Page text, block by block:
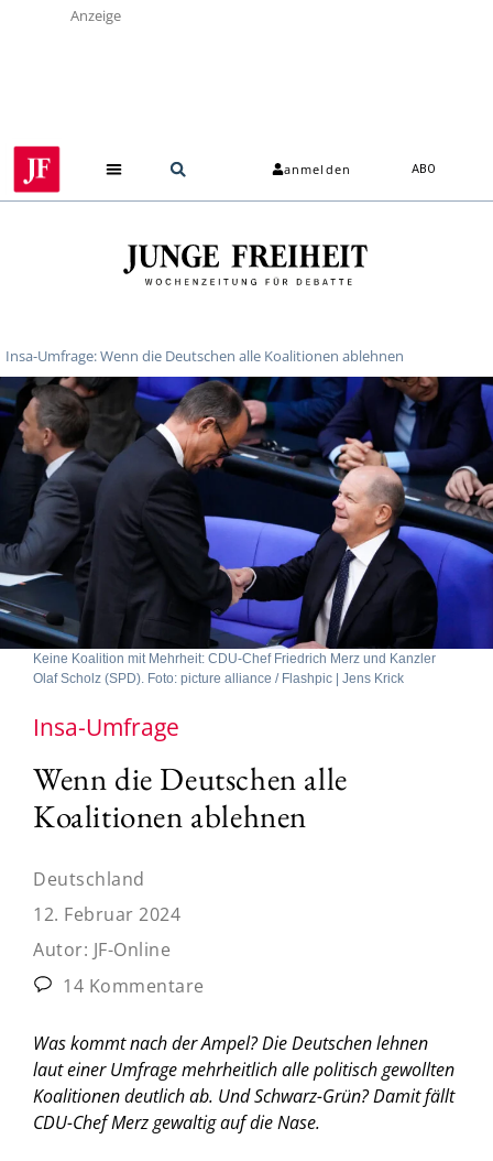
Anzeige
anmelden ABO
Insa-Umfrage: Wenn die Deutschen alle Koalitionen ablehnen
Keine Koalition mit Mehrheit: CDU-Chef Friedrich Merz und Kanzler
Olaf Scholz (SPD). Foto: picture alliance / Flashpic | Jens Krick
Insa-Umfrage
Wenn die Deutschen alle
Koalitionen ablehnen
Deutschland
12. Februar 2024
Autor: JF-Online
14 Kommentare
Was kommt nach der Ampel? Die Deutschen lehnen
laut einer Umfrage mehrheitlich alle politisch gewollten
Koalitionen deutlich ab. Und Schwarz-Grün? Damit fällt
CDU-Chef Merz gewaltig auf die Nase.